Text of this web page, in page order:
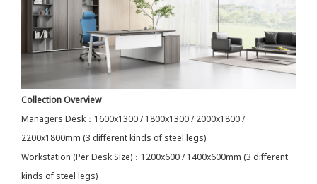
Collection Overview
Managers Desk：1600x1300 / 1800x1300 / 2000x1800 /
2200x1800mm (3 different kinds of steel legs)
Workstation (Per Desk Size)：1200x600 / 1400x600mm (3 different
kinds of steel legs)